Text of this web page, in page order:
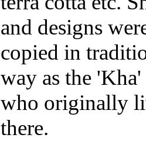
and designs
copied in
way as the
who originally
there.